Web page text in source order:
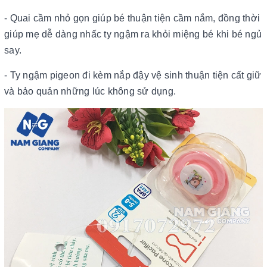
- Quai cầm nhỏ gọn giúp bé thuận tiện cầm nắm, đồng thời
giúp mẹ dễ dàng nhấc ty ngậm ra khỏi miệng bé khi bé ngủ
say.
- Ty ngậm pigeon đi kèm nắp đậy vệ sinh thuận tiện cất giữ
và bảo quản những lúc không sử dụng.